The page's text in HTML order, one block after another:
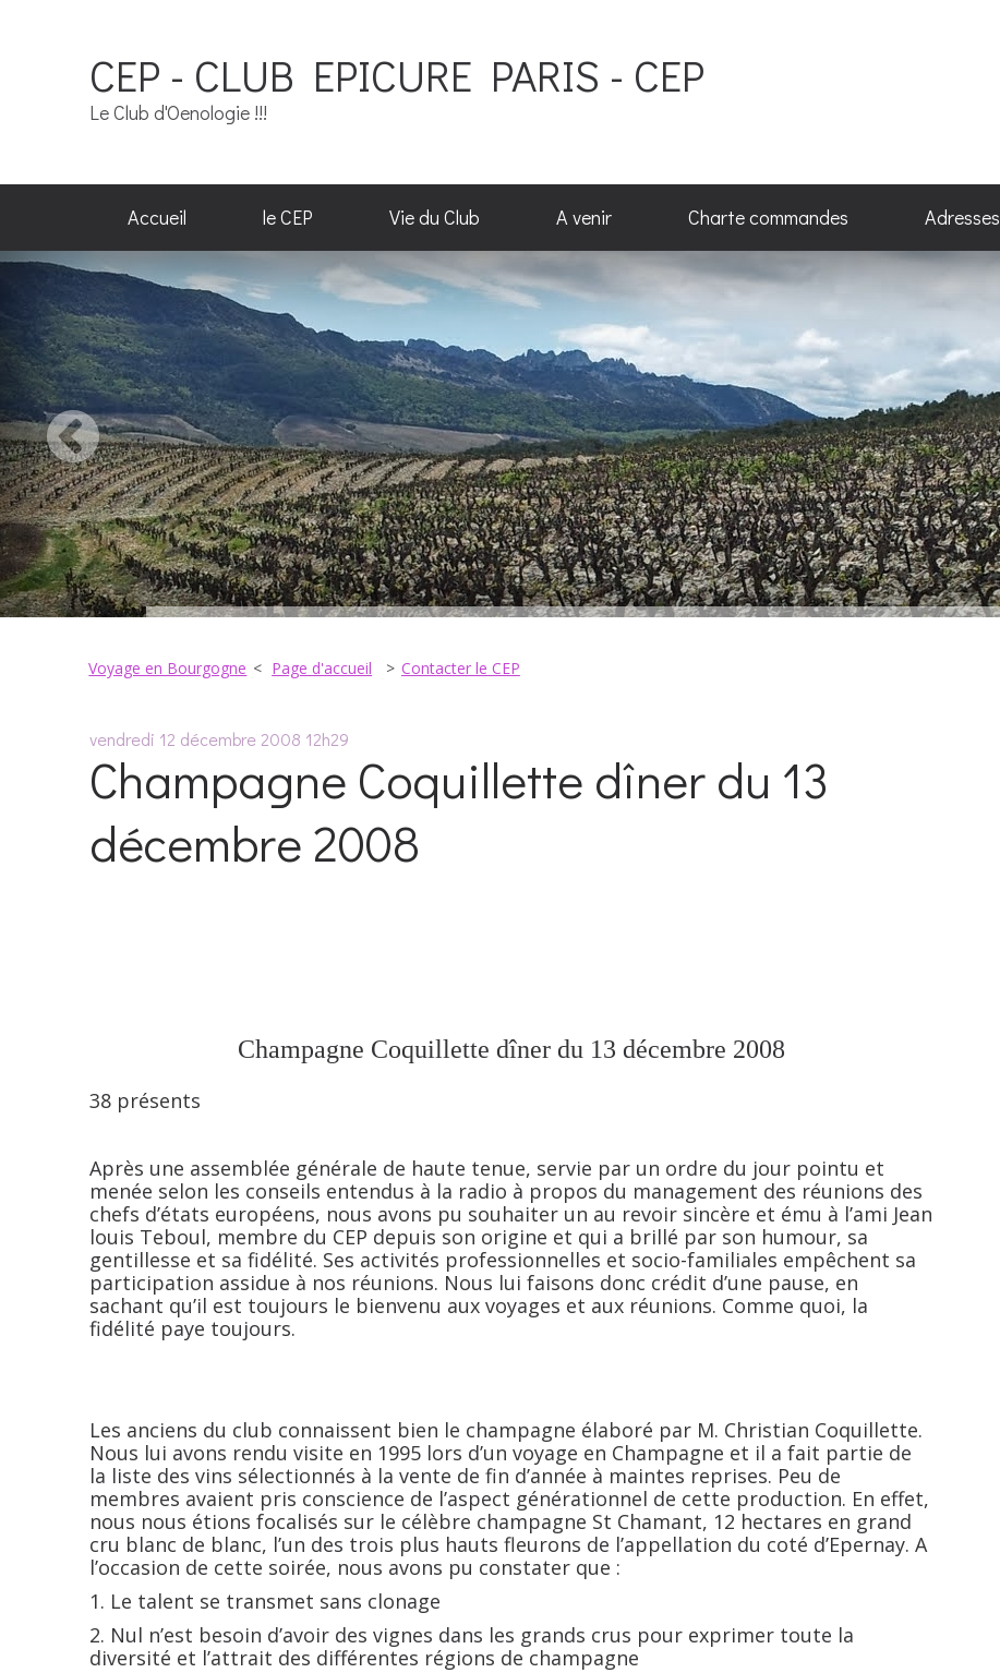
CEP - CLUB EPICURE PARIS - CEP
Le Club d'Oenologie !!!
Accueil le CEP Vie du Club A venir Charte commandes Adresses
Voyage en Bourgogne Page d'accueil Contacter le CEP
vendredi 12 décembre 2008 12h29
Champagne Coquillette dîner du 13
décembre 2008
Champagne Coquillette dîner du 13 décembre 2008
38 présents
Après une assemblée générale de haute tenue, servie par un ordre du jour pointu et
menée selon les conseils entendus à la radio à propos du management des réunions des
chefs d’états européens, nous avons pu souhaiter un au revoir sincère et ému à l’ami Jean
louis Teboul, membre du CEP depuis son origine et qui a brillé par son humour, sa
gentillesse et sa fidélité. Ses activités professionnelles et socio-familiales empêchent sa
participation assidue à nos réunions. Nous lui faisons donc crédit d’une pause, en
sachant qu’il est toujours le bienvenu aux voyages et aux réunions. Comme quoi, la
fidélité paye toujours.
Les anciens du club connaissent bien le champagne élaboré par M. Christian Coquillette.
Nous lui avons rendu visite en 1995 lors d’un voyage en Champagne et il a fait partie de
la liste des vins sélectionnés à la vente de fin d’année à maintes reprises. Peu de
membres avaient pris conscience de l’aspect générationnel de cette production. En effet,
nous nous étions focalisés sur le célèbre champagne St Chamant, 12 hectares en grand
cru blanc de blanc, l’un des trois plus hauts fleurons de l’appellation du coté d’Epernay. A
l’occasion de cette soirée, nous avons pu constater que :
Le talent se transmet sans clonage
Nul n’est besoin d’avoir des vignes dans les grands crus pour exprimer toute la
diversité et l’attrait des différentes régions de champagne